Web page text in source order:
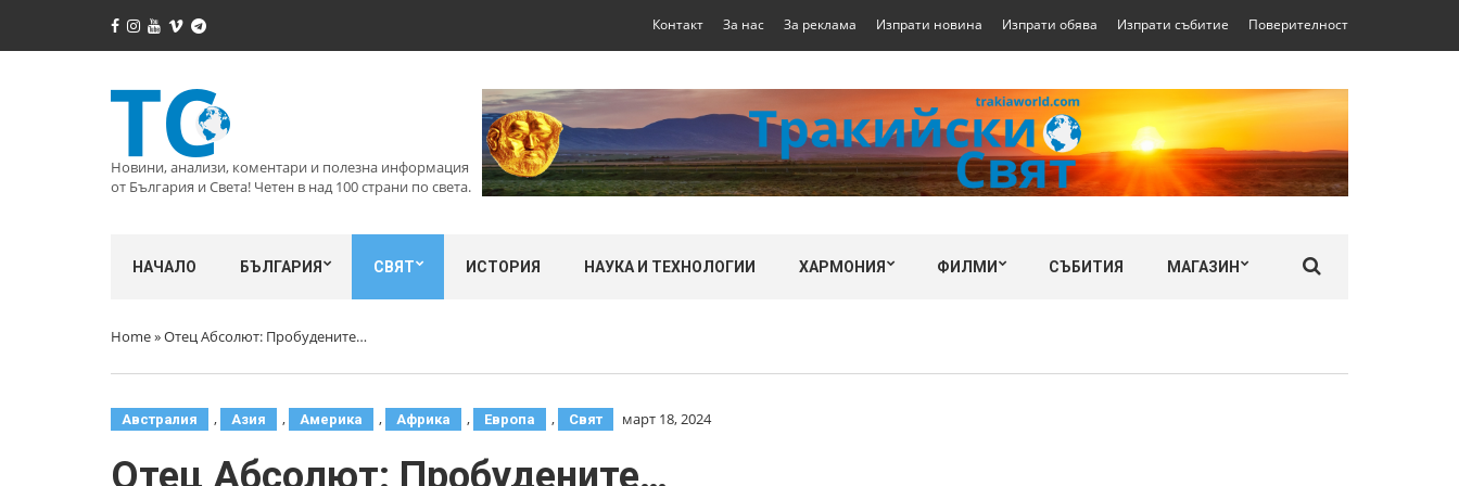
Контакт За нас За реклама Изпрати новина Изпрати обява Изпрати събитие Поверителност
Новини, анализи, коментари и полезна информация
от България и Света! Четен в над 100 страни по света.
НАЧАЛО БЪЛГАРИЯ СВЯТ ИСТОРИЯ НАУКА И ТЕХНОЛОГИИ ХАРМОНИЯ ФИЛМИ СЪБИТИЯ МАГАЗИН
Home»Отец Абсолют: Пробудените…
Австралия , Азия , Америка , Африка , Европа , Свят март 18, 2024
Отец Абсолют: Пробудените…